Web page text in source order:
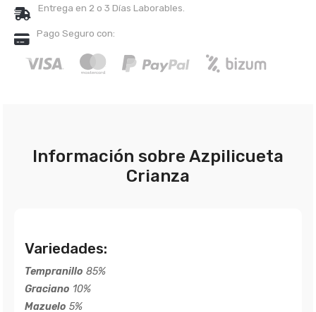
Entrega en 2 o 3 Días Laborables.
Pago Seguro con:
Información sobre Azpilicueta
Crianza
Variedades:
Tempranillo 85%
Graciano 10%
Mazuelo 5%